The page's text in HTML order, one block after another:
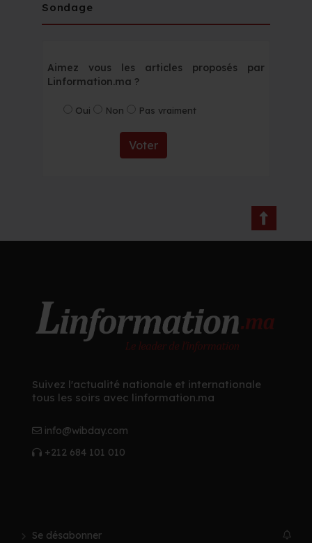
Sondage
Aimez vous les articles proposés par
Linformation.ma ?
Oui Non Pas vraiment
Voter
Suivez l'actualité nationale et internationale
tous les soirs avec linformation.ma
info@wibday.com
+212 684 101 010
Se désabonner